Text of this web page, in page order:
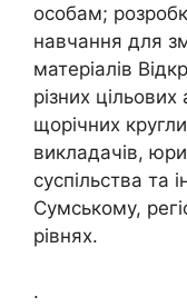
особам;
навчання для
матеріалів
різних
щорічних
викладачів,
суспільства та
Сумському,
рівнях.
.